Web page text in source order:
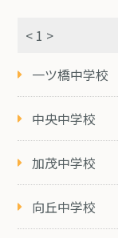
< 1 >
一ツ橋中学校
中央中学校
加茂中学校
向丘中学校